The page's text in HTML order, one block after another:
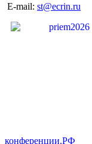
E-mail: st@ecrin.ru
конференции.РФ